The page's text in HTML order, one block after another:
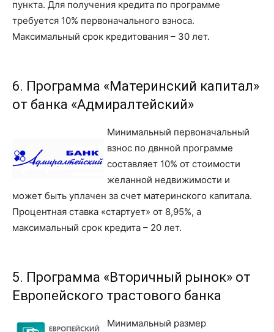
пункта. Для получения кредита по программе
требуется 10% первоначального взноса.
Максимальный срок кредитования – 30 лет.
6. Программа «Материнский капитал»
от банка «Адмиралтейский»
Минимальный первоначальный
взнос по двнной программе
составляет 10% от стоимости
желанной недвижимости и
может быть уплачен за счет материнского капитала.
Процентная ставка «стартует» от 8,95%, а
максимальный срок кредита – 20 лет.
5. Программа «Вторичный рынок» от
Европейского трастового банка
Минимальный размер